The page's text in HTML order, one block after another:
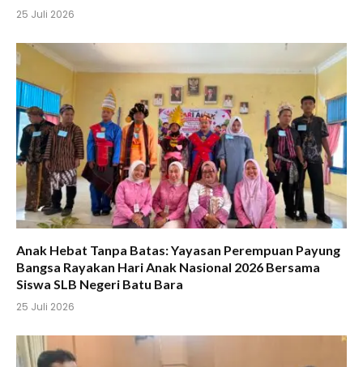
25 Juli 2026
Anak Hebat Tanpa Batas: Yayasan Perempuan Payung
Bangsa Rayakan Hari Anak Nasional 2026 Bersama
Siswa SLB Negeri Batu Bara
25 Juli 2026